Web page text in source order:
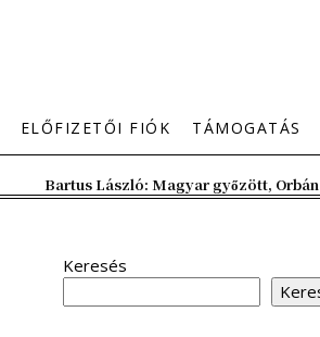
ELŐFIZETŐI FIÓK TÁMOGATÁS
Bartus László: Magyar győzött,
Keresés